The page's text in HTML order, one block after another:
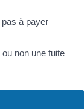
à payer
non une fuite